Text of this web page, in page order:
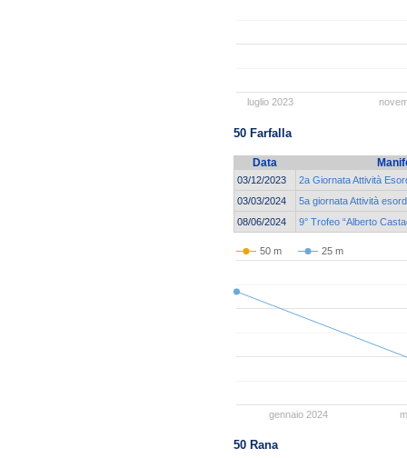
luglio 2023
50 Farfalla
Data
03/12/2023
2a Giornata Attività
03/03/2024
5a giornata Attività
08/06/2024
9° Trofeo “Alberto
50 m 25 m
gennaio 2024
50 Rana